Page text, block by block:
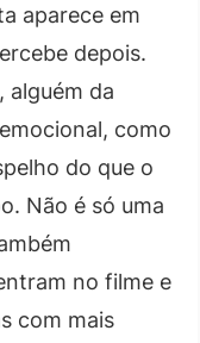
aparece em
depois.
alguém da
como
do que o
Não é só uma
no filme e
com mais